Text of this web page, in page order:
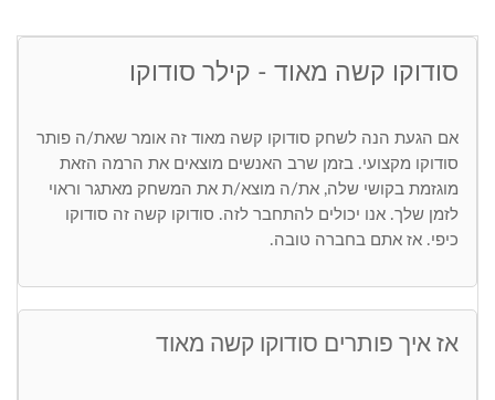
סודוקו קשה מאוד - קילר סודוקו
אם הגעת הנה לשחק סודוקו קשה מאוד זה אומר שאת/ה פותר
סודוקו מקצועי. בזמן שרב האנשים מוצאים את הרמה הזאת
מוגזמת בקושי שלה, את/ה מוצא/ת את המשחק מאתגר וראוי
לזמן שלך. אנו יכולים להתחבר לזה. סודוקו קשה זה סודוקו
כיפי. אז אתם בחברה טובה.
אז איך פותרים סודוקו קשה מאוד